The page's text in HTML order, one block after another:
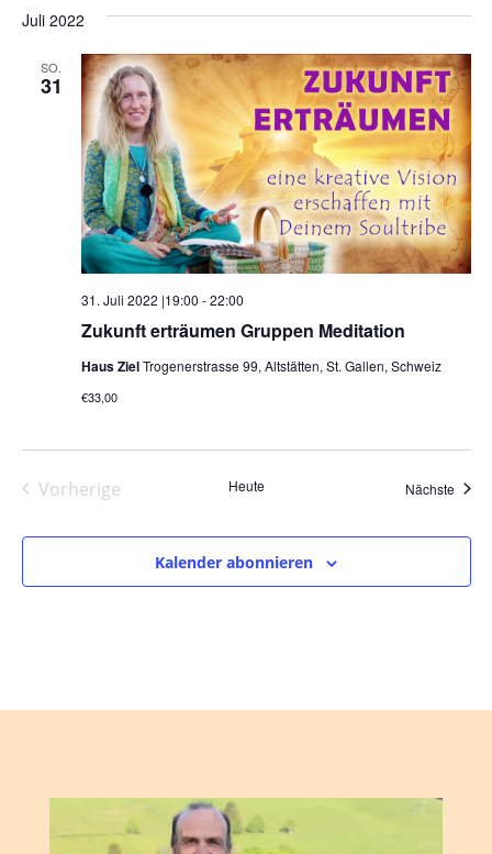
und
wählen.
Juli 2022
SO.
31
Zukunft erträumen Gruppen Meditation
31. Juli 2022 |19:00 -22:00
Haus ZielTrogenerstrasse 99, Altstätten, St. Gallen, Schweiz
€33,00
Vorherige
Heute Nächste
Kalender abonnieren